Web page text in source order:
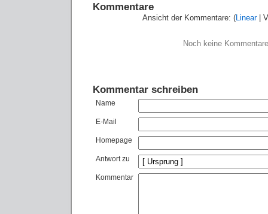
Kommentare
Ansicht der Kommentare: (Linear|
Noch keine Kommentare
Kommentar schreiben
Name
E-Mail
Homepage
Antwort zu
Kommentar